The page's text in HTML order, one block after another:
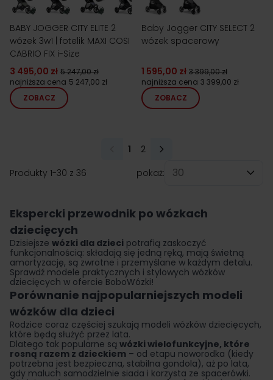
BABY JOGGER CITY ELITE 2
wózek 3w1 | fotelik MAXI COSI
CABRIO FIX i-Size
3 495,00 zł 5 247,00 zł
najniższa cena 5 247,00 zł
ZOBACZ
Baby Jogger CITY SELECT 2
wózek spacerowy
1 595,00 zł 3 399,00 zł
najniższa cena 3 399,00 zł
ZOBACZ
Produkty 1-30 z 36
Aktualnie czytasz stronę
1 Strona
2
pokaż:
Ekspercki przewodnik po wózkach
dziecięcych
Dzisiejsze wózki dla dzieci potrafią zaskoczyć
funkcjonalnością: składają się jedną ręką, mają świetną
amortyzację, są zwrotne i przemyślane w każdym detalu.
Sprawdź modele praktycznych i stylowych wózków
dziecięcych w ofercie BoboWózki!
Porównanie najpopularniejszych modeli
wózków dla dzieci
Rodzice coraz częściej szukają modeli wózków dziecięcych,
które będą służyć przez lata.
Dlatego tak popularne są wózki wielofunkcyjne, które
rosną razem z dzieckiem – od etapu noworodka (kiedy
potrzebna jest bezpieczna, stabilna gondola), aż po lata,
gdy maluch samodzielnie siada i korzysta ze spacerówki.